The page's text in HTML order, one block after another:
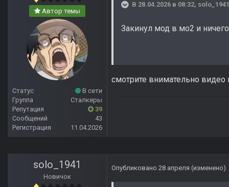
Автор темы
Статус
В сети
Группа
Сталкеры
Репутация
39
Сообщений
43
Регистрация
11.04.2026
В 28.04.2026 в 08:32, solo_1941
Закинул мод в мо2 и
смотрите внимательно видео
solo_1941
Новичок
Опубликовано 28 апреля (изменено)